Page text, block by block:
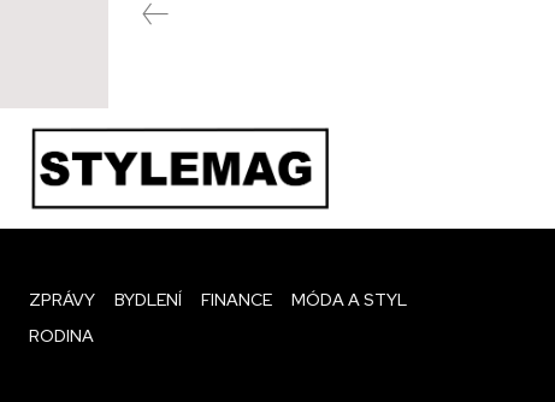
ZPRÁVY BYDLENÍ FINANCE
MÓDA A STYL
RODINA